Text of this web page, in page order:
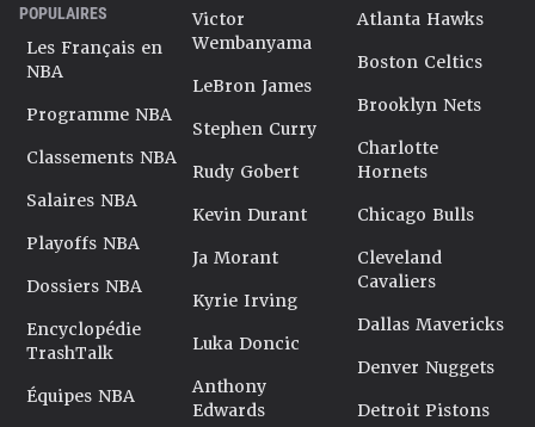
POPULAIRES
Les Français en
NBA
Programme NBA
Classements NBA
Salaires NBA
Playoffs NBA
Dossiers NBA
Encyclopédie
TrashTalk
Équipes NBA
Victor
Wembanyama
LeBron James
Stephen Curry
Rudy Gobert
Kevin Durant
Ja Morant
Kyrie Irving
Luka Doncic
Anthony
Edwards
Atlanta Hawks
Boston Celtics
Brooklyn Nets
Charlotte
Hornets
Chicago Bulls
Cleveland
Cavaliers
Dallas Mavericks
Denver Nuggets
Detroit Pistons